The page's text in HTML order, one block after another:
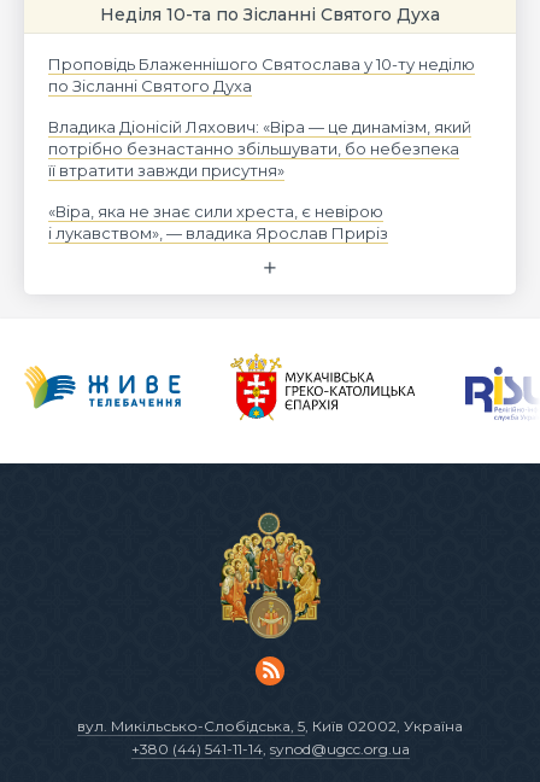
Неділя 10-та по Зісланні Святого Духа
Проповідь Блаженнішого Святослава у 10-ту неділю
по Зісланні Святого Духа
Владика Діонісій Ляхович: «Віра — це динамізм, який
потрібно безнастанно збільшувати, бо небезпека
її втратити завжди присутня»
«Віра, яка не знає сили хреста, є невірою
і лукавством», — владика Ярослав Приріз
вул. Микільсько-Слобідська, 5 , Київ 02002, Україна
+380 (44) 541-11-14, synod@ugcc.org.ua